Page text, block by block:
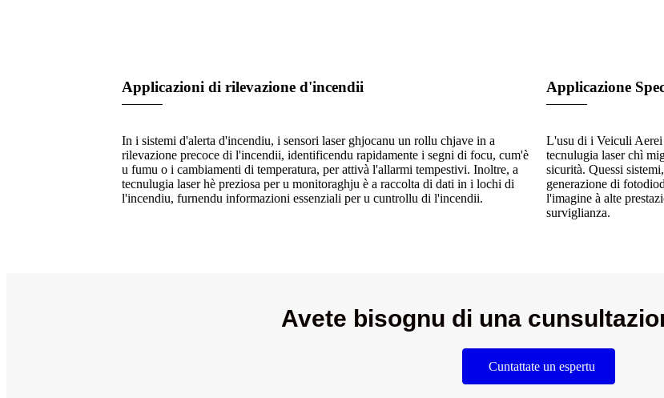
Applicazioni di rilevazione d'incendii
In i sistemi d'alerta d'incendiu, i sensori laser ghjocanu un rollu chjave in a
rilevazione precoce di l'incendii, identificendu rapidamente i segni di focu, cum'è
u fumu o i cambiamenti di temperatura, per attivà l'allarmi tempestivi. Inoltre, a
tecnulugia laser hè preziosa per u monitoraghju è a raccolta di dati in i lochi di
l'incendiu, furnendu informazioni essenziali per u cuntrollu di l'incendii.
Applicazione
L'usu di i Veiculi Aerei
tecnulugia laser chì
sicurità. Quessi
generazione di
l'imagine à alte
surviglianza.
Avete bisognu di una
Cuntattate un espertu